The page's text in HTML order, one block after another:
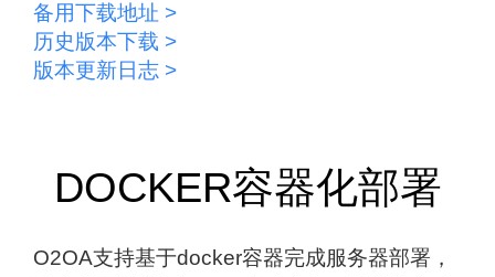
备用下载地址 >
历史版本下载 >
版本更新日志 >
DOCKER容器化部署
O2OA支持基于docker容器完成服务器部署，